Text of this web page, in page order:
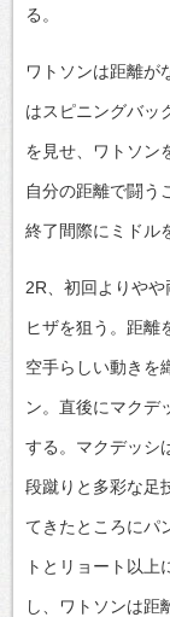
る。
ワトソンは距離が
はスピニングバッ
を見せ、ワトソン
自分の距離で闘う
終了間際にミドル
2R、初回よりや
ヒザを狙う。距離
空手らしい動きを
ン。直後にマクデ
する。マクデッシ
段蹴りと多彩な足
てきたところにパ
トとリョート以
し、ワトソンは距